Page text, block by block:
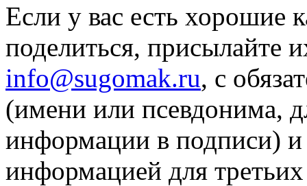
Если у вас есть хорошие
поделиться, присылайте
info@sugomak.ru, с
(имени или псевдонима,
информации в подписи) и
информацией для